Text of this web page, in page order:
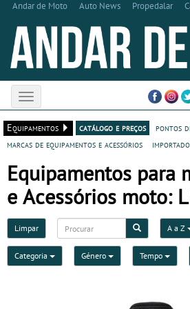
Andar de Moto Auto News Propedalar
Toggle
navigation
Equipamentos
catálogo e preços
pontos
marcas de equipamentos e acessórios
Equipamentos para
e Acessórios moto:
Limpar A a Z
Categoria Género Tempo